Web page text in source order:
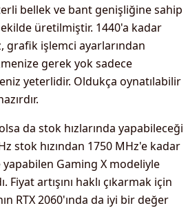
bellek ve bant genişliğine sahip
üretilmiştir. 1440'a kadar
grafik işlemci ayarlarından
gerek yok sadece
yeterlidir. Oldukça oynatılabilir
da stok hızlarında yapabileceği
stok hızından 1750 MHz'e kadar
Gaming X modeliyle
Fiyat artışını haklı çıkarmak için
RTX 2060'ında da iyi bir değer